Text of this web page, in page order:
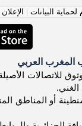
البيانات
الإعلان
المغرب العربي
المناطق